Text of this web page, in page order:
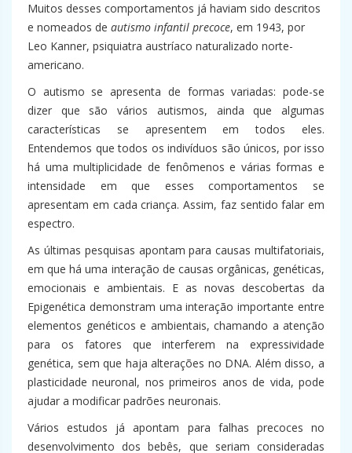
Muitos desses comportamentos já haviam sido descritos
e nomeados de autismo infantil precoce, em 1943, por
Leo Kanner, psiquiatra austríaco naturalizado norte-
americano.
O autismo se apresenta de formas variadas: pode-se
dizer que são vários autismos, ainda que algumas
características se apresentem em todos eles.
Entendemos que todos os indivíduos são únicos, por isso
há uma multiplicidade de fenômenos e várias formas e
intensidade em que esses comportamentos se
apresentam em cada criança. Assim, faz sentido falar em
espectro.
As últimas pesquisas apontam para causas multifatoriais,
em que há uma interação de causas orgânicas, genéticas,
emocionais e ambientais. E as novas descobertas da
Epigenética demonstram uma interação importante entre
elementos genéticos e ambientais, chamando a atenção
para os fatores que interferem na expressividade
genética, sem que haja alterações no DNA. Além disso, a
plasticidade neuronal, nos primeiros anos de vida, pode
ajudar a modificar padrões neuronais.
Vários estudos já apontam para falhas precoces no
desenvolvimento dos bebês, que seriam consideradas